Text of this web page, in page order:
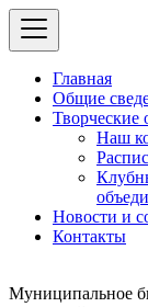
Главная
Общие
Творческие
Наш
Новости и
Контакты
Муниципальное